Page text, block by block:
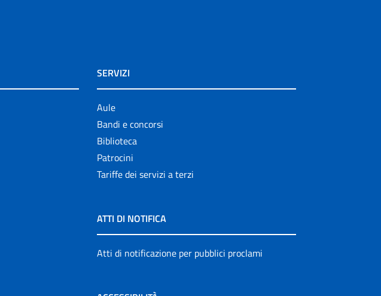
SERVIZI
Aule
Bandi e concorsi
Biblioteca
Patrocini
Tariffe dei servizi a terzi
ATTI DI NOTIFICA
Atti di notificazione per pubblici proclami